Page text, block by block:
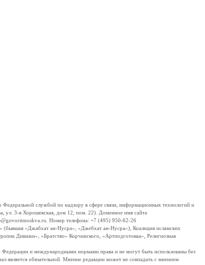
службой по надзору в сфере связи, информационных технологий и
ул. 3-я Хорошевская, дом 12, пом. 22). Доменное имя сайта
Номер телефона: +7 (495) 950-62-26
(бывшая «Джабхат ан-Нусра», «Джебхат ан-Нусра»), Коалиция исламских
Дивижн», «Братство» Корчинского, «Артподготовка», Религиозная
Федерации и международными нормами права и не могут быть использованы без
является обязательной. Мнение редакции может не совпадать с мнением